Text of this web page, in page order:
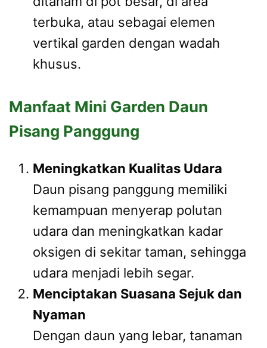
terbuka, atau sebagai elemen
vertikal garden dengan wadah
khusus.
Manfaat Mini Garden Daun
Pisang Panggung
Meningkatkan Kualitas Udara
Daun pisang panggung memiliki
kemampuan menyerap polutan
udara dan meningkatkan kadar
oksigen di sekitar taman, sehingga
udara menjadi lebih segar.
Menciptakan Suasana Sejuk dan
Nyaman
Dengan daun yang lebar, tanaman